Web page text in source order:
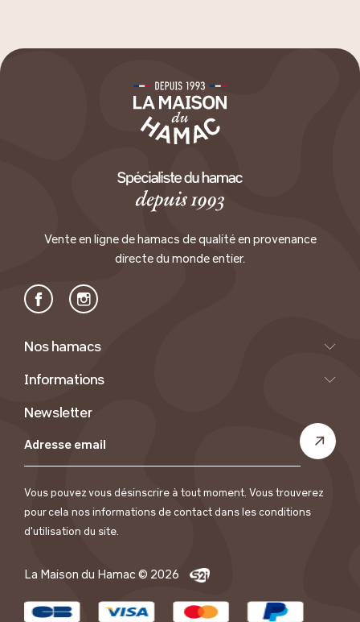
Vente en ligne de hamacs de qualité en provenance
directe du monde entier.
FacebookInstagram
Nos hamacs
Informations
Newsletter
Vous pouvez vous désinscrire à tout moment. Vous trouverez
pour cela nos informations de contact dans les conditions
d'utilisation du site.
La Maison du Hamac © 2026